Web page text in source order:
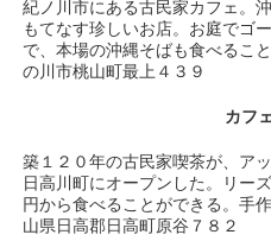
紀ノ川市にある古民家カフェ。
もてなす珍しいお店。お庭でゴ
で、本場の沖縄そばも食べるこ
の川市桃山町最上４３９
カフ
築１２０年の古民家喫茶が、ア
日高川町にオープンした。リー
円から食べることができる。手
山県日高郡日高町原谷７８２